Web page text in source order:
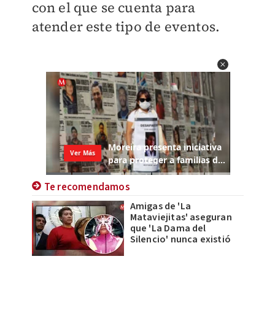
con el que se cuenta para
atender este tipo de eventos.
Te recomendamos
Amigas de 'La
Mataviejitas' aseguran
que 'La Dama del
Silencio' nunca existió